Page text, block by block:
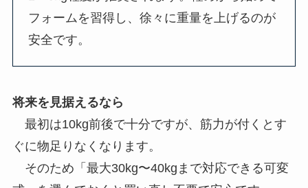
フォームを習得し、徐々に重量を上げるのが
安全です。
将来を見据えるなら
最初は10kg前後で十分ですが、筋力が付くとす
ぐに物足りなくなります。
そのため「最大30kg〜40kgまで対応できる可変